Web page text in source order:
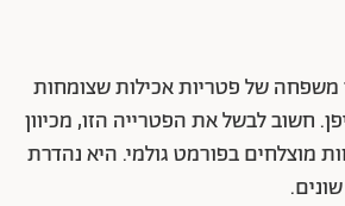
של פטריות אכילות שצומחות
חשוב לבשל את הפטרייה הזו, מכיוון
מוצלחים בפורמט גולמי. היא נהדרת